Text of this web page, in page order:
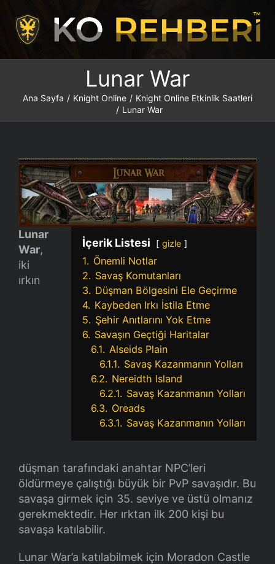
atla
Lunar War
Ana Sayfa / Knight Online / Knight Online Etkinlik Saatleri
/ Lunar War
İçerik Listesi gizle
1. Önemli Notlar
2. Savaş Komutanları
3. Düşman Bölgesini Ele Geçirme
4. Kaybeden Irkı İstila Etme
5. Şehir Anıtlarını Yok Etme
6. Savaşın Geçtiği Haritalar
6.1. Alseids Plain
6.1.1. Savaş Kazanmanın Yolları
6.2. Nereidth Island
6.2.1. Savaş Kazanmanın Yolları
6.3. Oreads
6.3.1. Savaş Kazanmanın Yolları
Lunar
War,
iki
ırkın
düşman tarafındaki anahtar NPC’leri
öldürmeye çalıştığı büyük bir PvP savaşıdır. Bu
savaşa girmek için 35. seviye ve üstü olmanız
gerekmektedir. Her ırktan ilk 200 kişi bu
savaşa katılabilir.
Lunar War’a katılabilmek için Moradon Castle